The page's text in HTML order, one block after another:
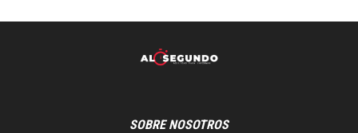
SOBRE NOSOTROS